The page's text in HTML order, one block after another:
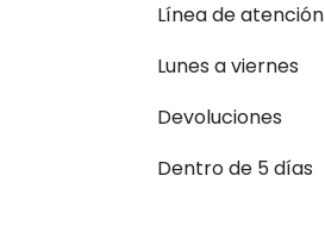
Línea de atención
Lunes a viernes
Devoluciones
Dentro de 5 días